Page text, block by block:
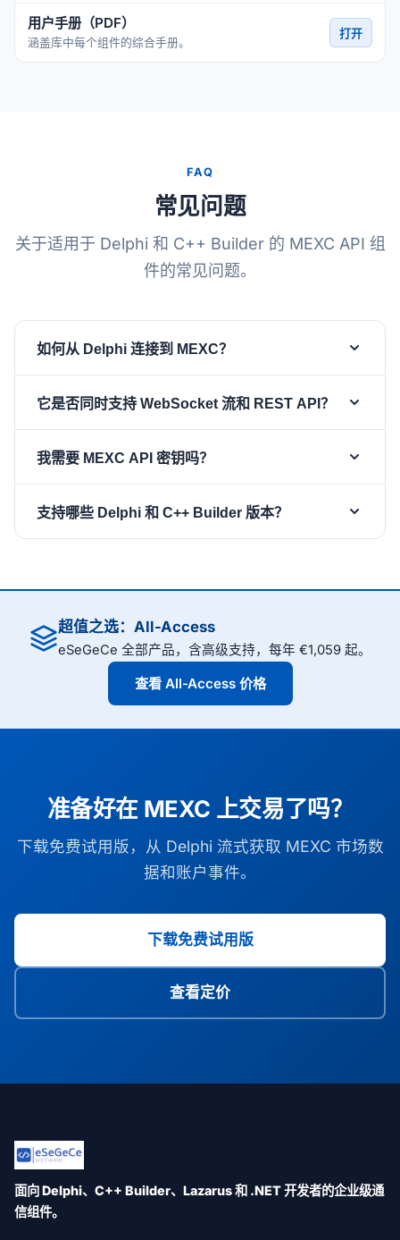
用户手册（PDF）
涵盖库中每个组件的综合手册。
打开
FAQ
常见问题
关于适用于 Delphi 和 C++ Builder 的 MEXC API 组
件的常见问题。
如何从 Delphi 连接到 MEXC？
TsgcWSAPI_MEXC组件，将客户端赋给 API 组件的
Client属性，如需账户流则设置MEXC.ApiKey和
MEXC.ApiSecret，然后设置
SubscribeDepth或 SubscribeKLine
法。
它是否同时支持 WebSocket 流和 REST API？
API。它解码 Protobuf 编码的行情流（deals、kline、
depth、bookTicker、miniTicker），并打开基于
listenKey 的账户数据流，以获取余额、订单和持仓更
我需要 MEXC API 密钥吗？
需凭据即可使用。仅私有账户数据流才需要 MEXC API
密钥和密钥：设置MEXC.ApiKey和
取 listenKey，然后通过SubscribeListenKey打开
支持哪些 Delphi 和 C++ Builder 版本？
件可在 Windows、macOS、Linux、iOS 和 Android
上运行。
超值之选：All-Access
eSeGeCe 全部产品，含高级支持，每年 €1,059 起。
查看 All-Access 价格
准备好在 MEXC 上交易了吗？
下载免费试用版，从 Delphi 流式获取 MEXC 市场数
据和账户事件。
下载免费试用版
查看定价
面向 Delphi、C++ Builder、Lazarus 和 .NET 开发者的企业级通
信组件。